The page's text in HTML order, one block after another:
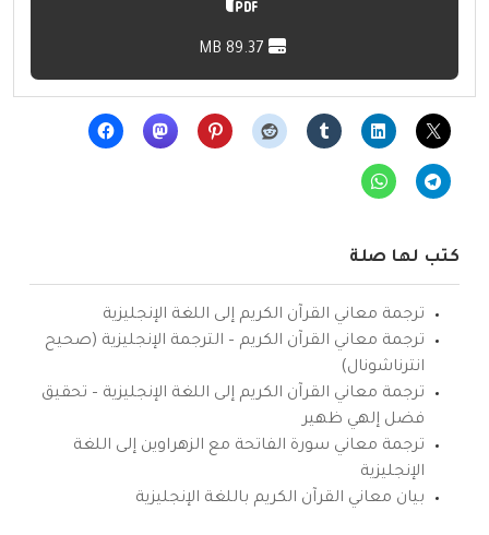
كتب لها صلة
ترجمة معاني القرآن الكريم إلى اللغة الإنجليزية
ترجمة معاني القرآن الكريم – الترجمة الإنجليزية (صحيح
انترناشونال)
ترجمة معاني القرآن الكريم إلى اللغة الإنجليزية – تحقيق
فضل إلهي ظهير
ترجمة معاني سورة الفاتحة مع الزهراوين إلى اللغة
الإنجليزية
بيان معاني القرآن الكريم باللغة الإنجليزية